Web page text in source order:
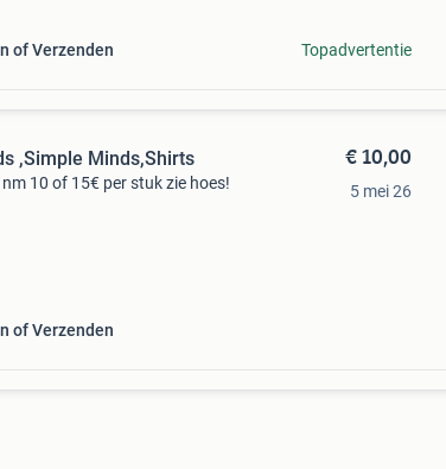
of Verzenden Topadvertentie
,Simple Minds,Shirts
10 of 15€ per stuk zie hoes!
of Verzenden
€ 10,00
5 mei 26